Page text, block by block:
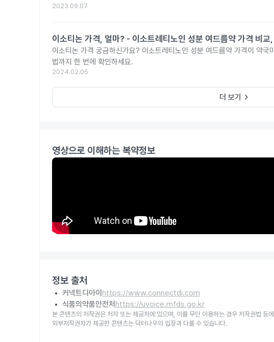
2023.09.07
이소티논 가격, 얼마? - 이소트레티노인 성분 여드름약 가격 비교
이소티논 가격 궁금하신가요? 이소트레티노인 성분 여드름약 가격이 약국
법까지 한 번에 확인하세요.
2024.02.05
더 보기 keyboard_arrow_right
영상으로 이해하는 복약정보
정보 출처
커넥트디아이 https://www.connectdi.com
식품의약품안전처 https://uvoice.mfds.go.kr
본 콘텐츠의 저작권은 저자 또는 제공처에 있으며, 이를 무단 이용하는 경우 저작권법 등
외부저작권자가 제공한 콘텐츠는 닥터나우의 입장과 다를 수 있습니다.